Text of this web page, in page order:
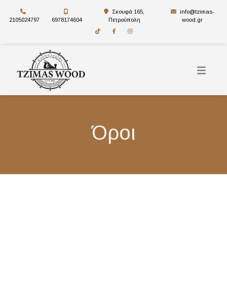
2105024797 6978174604
Σκουφά 165,
Πετρούπολη
info@tzimas-
wood.gr
Όροι